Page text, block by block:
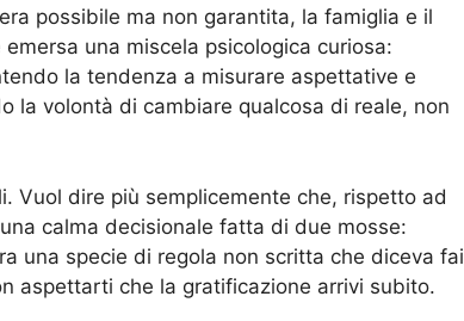
possibile ma non garantita, la famiglia e il
una miscela psicologica curiosa:
la tendenza a misurare aspettative e
la volontà di cambiare qualcosa di reale, non
Vuol dire più semplicemente che, rispetto ad
calma decisionale fatta di due mosse:
una specie di regola non scritta che diceva fai
aspettarti che la gratificazione arrivi subito.